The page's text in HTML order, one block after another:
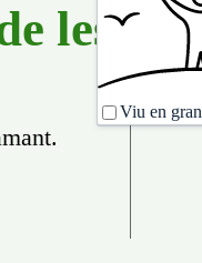
les
de:
Viu en gran